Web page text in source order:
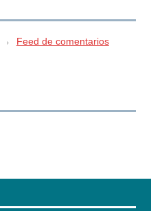
Feed de comentarios